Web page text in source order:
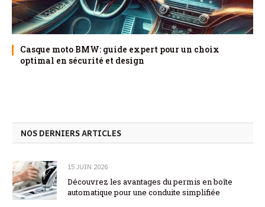
Casque moto BMW: guide expert pour un choix
optimal en sécurité et design
NOS DERNIERS ARTICLES
15 JUIN 2026
Découvrez les avantages du permis en boîte
automatique pour une conduite simplifiée